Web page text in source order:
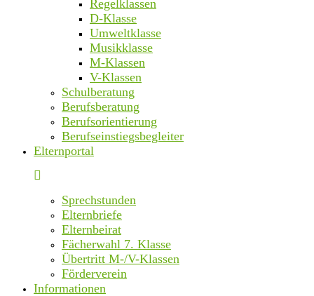
Regelklassen
D-Klasse
Umweltklasse
Musikklasse
M-Klassen
V-Klassen
Schulberatung
Berufsberatung
Berufsorientierung
Berufseinstiegsbegleiter
Elternportal
Sprechstunden
Elternbriefe
Elternbeirat
Fächerwahl 7. Klasse
Übertritt M-/V-Klassen
Förderverein
Informationen